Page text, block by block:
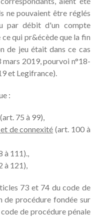
ne pouvaient être réglés
par débit d'un compte
qui pr&écède que la fin
de jeu était dans ce cas
2019, pourvoi n°18-
et Legifrance).
:
(art. 75 à 99),
de connexité (art. 100 à
à 111).,
à 121),
73 et 74 du code de
de procédure fondée sur
de procédure pénale